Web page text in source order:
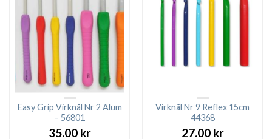
Easy Grip Virknål Nr 2 Alum
– 56801
35.00 kr
Virknål Nr 9 Reflex 15cm
44368
27.00 kr